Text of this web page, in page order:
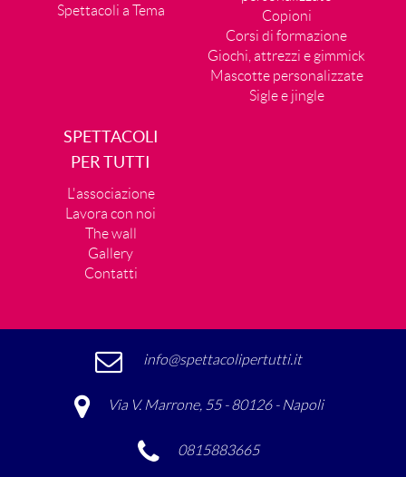
Spettacoli a Tema
Copioni
Corsi di formazione
Giochi, attrezzi e gimmick
Mascotte personalizzate
Sigle e jingle
SPETTACOLI
PER TUTTI
L'associazione
Lavora con noi
The wall
Gallery
Contatti
info@spettacolipertutti.it
Via V. Marrone, 55 - 80126 - Napoli
0815883665